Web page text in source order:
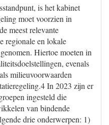
is het kabinet
moet voorzien in
meest relevante
regionale en lokale
Hiertoe moeten in
evenals
milieuvoorwaarden
In 2023 zijn er
ingesteld die
van bindende
drie onderwerpen: 1)